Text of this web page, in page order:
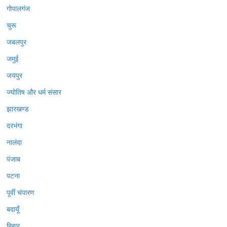
गोपालगंज
चुरू
जबलपुर
जमुई
जयपुर
ज्योतिष और धर्म संसार
झारखण्ड
दरभंगा
नालंदा
पंजाब
पटना
पूर्वी चंपारण
बदायूँ